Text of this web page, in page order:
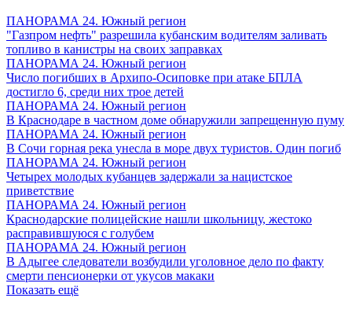
ПАНОРАМА 24. Южный регион
"Газпром нефть" разрешила кубанским водителям заливать
топливо в канистры на своих заправках
ПАНОРАМА 24. Южный регион
Число погибших в Архипо-Осиповке при атаке БПЛА
достигло 6, среди них трое детей
ПАНОРАМА 24. Южный регион
В Краснодаре в частном доме обнаружили запрещенную пуму
ПАНОРАМА 24. Южный регион
В Сочи горная река унесла в море двух туристов. Один погиб
ПАНОРАМА 24. Южный регион
Четырех молодых кубанцев задержали за нацистское
приветствие
ПАНОРАМА 24. Южный регион
Краснодарские полицейские нашли школьницу, жестоко
расправившуюся с голубем
ПАНОРАМА 24. Южный регион
В Адыгее следователи возбудили уголовное дело по факту
смерти пенсионерки от укусов макаки
Показать ещё